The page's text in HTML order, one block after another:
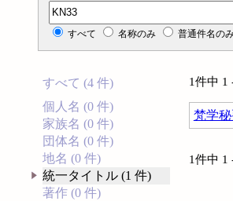
分類記号検索
すべて 名称のみ 普通件名の
すべて (4 件)
個人名 (0 件)
家族名 (0 件)
団体名 (0 件)
地名 (0 件)
統一タイトル (1 件)
著作 (0 件)
1件中
梵学
1件中